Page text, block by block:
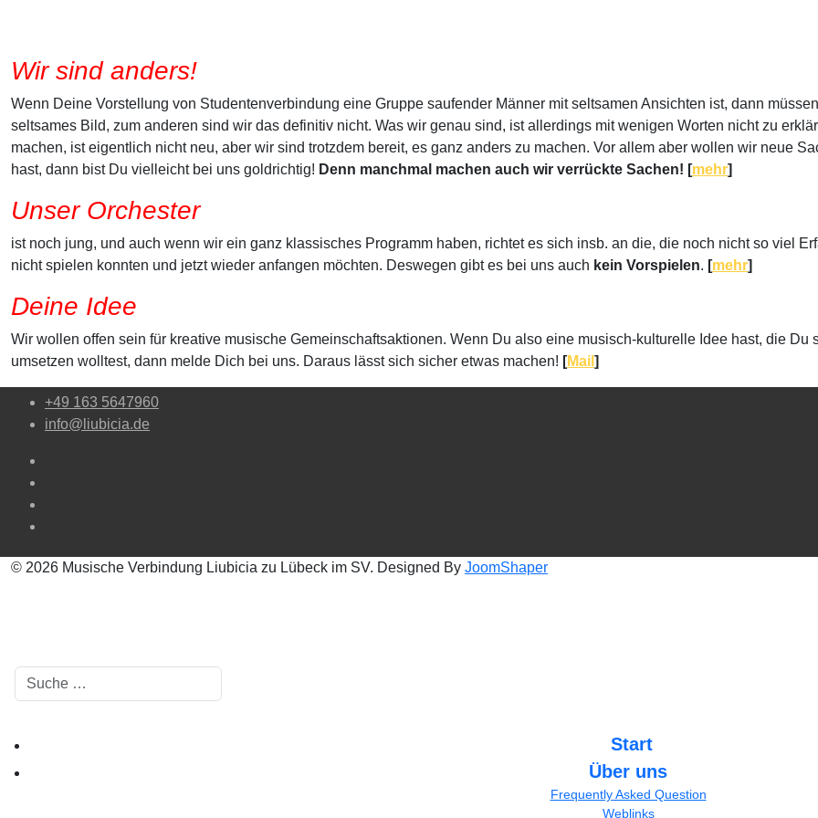
Wir sind anders!
Wenn Deine Vorstellung von Studentenverbindung eine Gruppe saufender Männer mit seltsamen Ansichten ist, dann
seltsames Bild, zum anderen sind wir das definitiv nicht. Was wir genau sind, ist allerdings mit wenigen Worten nicht zu
machen, ist eigentlich nicht neu, aber wir sind trotzdem bereit, es ganz anders zu machen. Vor allem aber wollen wir neue
hast, dann bist Du vielleicht bei uns goldrichtig! Denn manchmal machen auch wir verrückte Sachen! [mehr]
Unser Orchester
ist noch jung, und auch wenn wir ein ganz klassisches Programm haben, richtet es sich insb. an die, die noch nicht so viel
nicht spielen konnten und jetzt wieder anfangen möchten. Deswegen gibt es bei uns auch kein Vorspielen. [mehr]
Deine Idee
Wir wollen offen sein für kreative musische Gemeinschaftsaktionen. Wenn Du also eine musisch-kulturelle Idee hast, die
umsetzen wolltest, dann melde Dich bei uns. Daraus lässt sich sicher etwas machen! [Mail ]
+49 163 5647960
info@liubicia.de
© 2026 Musische Verbindung Liubicia zu Lübeck im SV. Designed By JoomShaper
Start
Über uns
Frequently Asked Question
Weblinks